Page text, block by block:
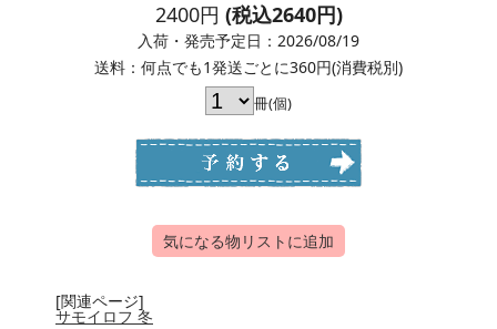
2400円 (税込2640円)
入荷・発売予定日：2026/08/19
送料：何点でも1発送ごとに360円(消費税別)
冊(個)
気になる物リストに追加
[関連ページ]
サモイロフ 冬